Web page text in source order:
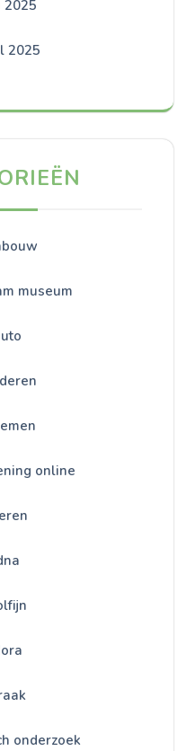
2025
2025
museum
online
onderzoek